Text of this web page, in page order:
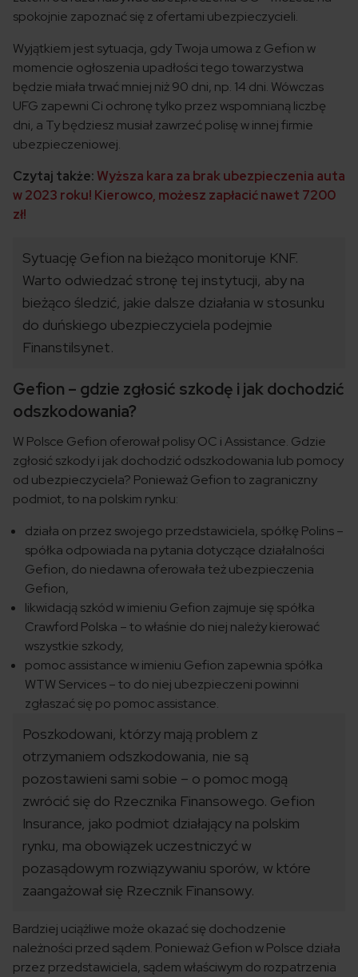
spokojnie zapoznać się z ofertami ubezpieczycieli.
Wyjątkiem jest sytuacja, gdy Twoja umowa z Gefion w
momencie ogłoszenia upadłości tego towarzystwa
będzie miała trwać mniej niż 90 dni, np. 14 dni. Wówczas
UFG zapewni Ci ochronę tylko przez wspomnianą liczbę
dni, a Ty będziesz musiał zawrzeć polisę w innej firmie
ubezpieczeniowej.
Czytaj także:Wyższa kara za brak ubezpieczenia auta
w 2023 roku! Kierowco, możesz zapłacić nawet 7200
zł!
Sytuację Gefion na bieżąco monitoruje KNF.
Warto odwiedzać stronę tej instytucji, aby na
bieżąco śledzić, jakie dalsze działania w stosunku
do duńskiego ubezpieczyciela podejmie
Finanstilsynet.
Gefion – gdzie zgłosić szkodę i jak dochodzić
odszkodowania?
W Polsce Gefion oferował polisy OC i Assistance. Gdzie
zgłosić szkody i jak dochodzić odszkodowania lub pomocy
od ubezpieczyciela? Ponieważ Gefion to zagraniczny
podmiot, to na polskim rynku:
działa on przez swojego przedstawiciela, spółkę Polins –
spółka odpowiada na pytania dotyczące działalności
Gefion, do niedawna oferowała też ubezpieczenia
Gefion,
likwidacją szkód w imieniu Gefion zajmuje się spółka
Crawford Polska – to właśnie do niej należy kierować
wszystkie szkody,
pomoc assistance w imieniu Gefion zapewnia spółka
WTW Services – to do niej ubezpieczeni powinni
zgłaszać się po pomoc assistance.
Poszkodowani, którzy mają problem z
otrzymaniem odszkodowania, nie są
pozostawieni sami sobie – o pomoc mogą
zwrócić się do Rzecznika Finansowego. Gefion
Insurance, jako podmiot działający na polskim
rynku, ma obowiązek uczestniczyć w
pozasądowym rozwiązywaniu sporów, w które
zaangażował się Rzecznik Finansowy.
Bardziej uciążliwe może okazać się dochodzenie
należności przed sądem. Ponieważ Gefion w Polsce działa
przez przedstawiciela, sądem właściwym do rozpatrzenia